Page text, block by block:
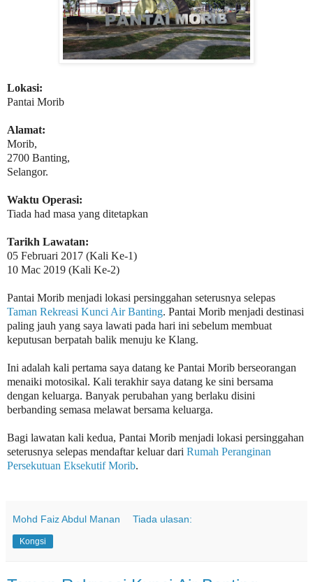
Lokasi:
Pantai Morib
Alamat:
Morib,
2700 Banting,
Selangor.
Waktu Operasi:
Tiada had masa yang ditetapkan
Tarikh Lawatan:
05 Februari 2017 (Kali Ke-1)
10 Mac 2019 (Kali Ke-2)
Pantai Morib menjadi lokasi persinggahan seterusnya selepas
Taman Rekreasi Kunci Air Banting. Pantai Morib menjadi destinasi
paling jauh yang saya lawati pada hari ini sebelum membuat
keputusan berpatah balik menuju ke Klang.
Ini adalah kali pertama saya datang ke Pantai Morib berseorangan
menaiki motosikal. Kali terakhir saya datang ke sini bersama
dengan keluarga. Banyak perubahan yang berlaku disini
berbanding semasa melawat bersama keluarga.
Bagi lawatan kali kedua, Pantai Morib menjadi lokasi persinggahan
seterusnya selepas mendaftar keluar dari Rumah Peranginan
Persekutuan Eksekutif Morib.
Mohd Faiz Abdul Manan Tiada ulasan:
Kongsi